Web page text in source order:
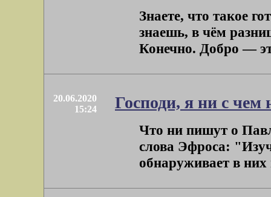
Знаете, что такое
знаешь, в чём
Конечно. Добро —
20.06.2020
15:24
Господи, я ни с чем
Что ни пишут о
слова Эфроса:
обнаруживает в них